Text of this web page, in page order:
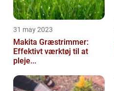
31 may 2023
Makita Græstrimmer:
Effektivt værktøj til at
pleje...